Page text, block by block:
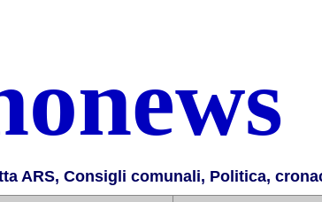
ARS, Consigli comunali, Politica,